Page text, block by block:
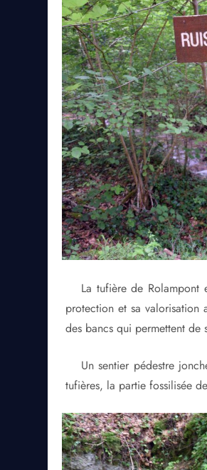
La tufière de Rolampont
protection et sa valorisation
des bancs qui permettent
Un sentier pédestre
tufières, la partie fossilisée